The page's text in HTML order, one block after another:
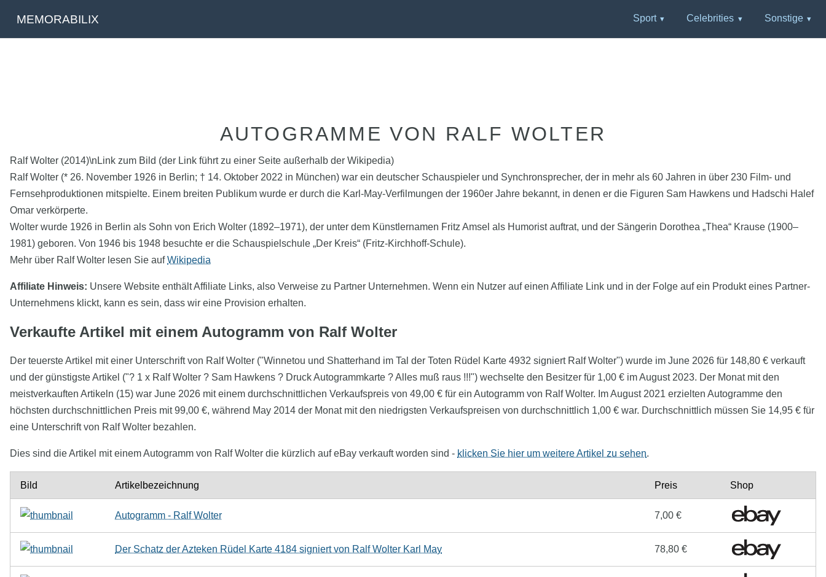
MEMORABILIX Sport Celebrities Sonstige
AUTOGRAMME VON RALF WOLTER
Ralf Wolter (2014)\nLink zum Bild (der Link führt zu einer Seite außerhalb der Wikipedia)
Ralf Wolter (* 26. November 1926 in Berlin; † 14. Oktober 2022 in München) war ein deutscher Schauspieler und Synchronsprecher, der in mehr als 60 Jahren in über 230 Film- und
Fernsehproduktionen mitspielte. Einem breiten Publikum wurde er durch die Karl-May-Verfilmungen der 1960er Jahre bekannt, in denen er die Figuren Sam Hawkens und Hadschi Halef
Omar verkörperte.
Wolter wurde 1926 in Berlin als Sohn von Erich Wolter (1892–1971), der unter dem Künstlernamen Fritz Amsel als Humorist auftrat, und der Sängerin Dorothea „Thea“ Krause (1900–
1981) geboren. Von 1946 bis 1948 besuchte er die Schauspielschule „Der Kreis“ (Fritz-Kirchhoff-Schule).
Mehr über Ralf Wolter lesen Sie aufWikipedia
Affiliate Hinweis: Unsere Website enthält Affiliate Links, also Verweise zu Partner Unternehmen. Wenn ein Nutzer auf einen Affiliate Link und in der Folge auf ein Produkt eines Partner-
Unternehmens klickt, kann es sein, dass wir eine Provision erhalten.
Verkaufte Artikel mit einem Autogramm von Ralf Wolter
Der teuerste Artikel mit einer Unterschrift von Ralf Wolter ("Winnetou und Shatterhand im Tal der Toten Rüdel Karte 4932 signiert Ralf Wolter") wurde im June 2026 für 148,80 € verkauft
und der günstigste Artikel ("? 1 x Ralf Wolter ? Sam Hawkens ? Druck Autogrammkarte ? Alles muß raus !!!") wechselte den Besitzer für 1,00 € im August 2023. Der Monat mit den
meistverkauften Artikeln (15) war June 2026 mit einem durchschnittlichen Verkaufspreis von 49,00 € für ein Autogramm von Ralf Wolter. Im August 2021 erzielten Autogramme den
höchsten durchschnittlichen Preis mit 99,00 €, während May 2014 der Monat mit den niedrigsten Verkaufspreisen von durchschnittlich 1,00 € war. Durchschnittlich müssen Sie 14,95 € für
eine Unterschrift von Ralf Wolter bezahlen.
Dies sind die Artikel mit einem Autogramm von Ralf Wolter die kürzlich auf eBay verkauft worden sind - klicken Sie hier um weitere Artikel zu sehen.
Bild Artikelbezeichnung Preis Shop
Autogramm - Ralf Wolter 7,00 €
Der Schatz der Azteken Rüdel Karte 4184 signiert von Ralf Wolter Karl May 78,80 €